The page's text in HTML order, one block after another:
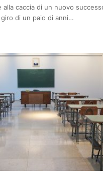
alla caccia di un nuovo
di un paio di anni…